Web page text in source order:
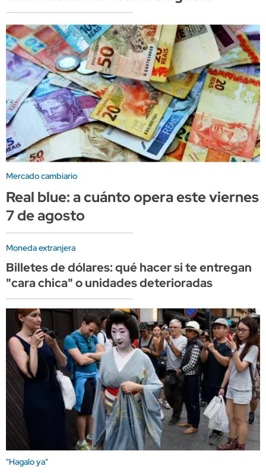
Mercado cambiario
Real blue: a cuánto opera este viernes
7 de agosto
Moneda extranjera
Billetes de dólares: qué hacer si te entregan
"cara chica" o unidades deterioradas
"Hagalo ya"